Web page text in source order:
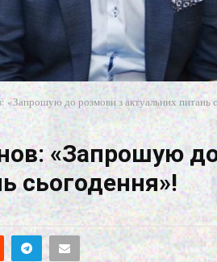
до розмови з актуальних питань
«Запрошую
сьогодення»!